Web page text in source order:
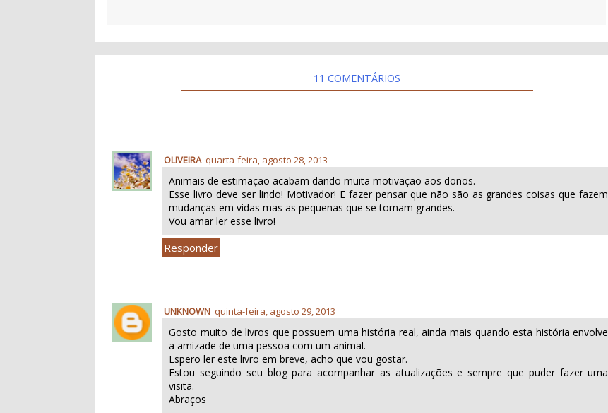
11 COMENTÁRIOS
OLIVEIRA quarta-feira, agosto 28, 2013
Animais de estimação acabam dando muita motivação aos donos.
Esse livro deve ser lindo! Motivador! E fazer pensar que não são as grandes coisas que fazem
mudanças em vidas mas as pequenas que se tornam grandes.
Vou amar ler esse livro!
Responder
UNKNOWN quinta-feira, agosto 29, 2013
Gosto muito de livros que possuem uma história real, ainda mais quando esta história envolve
a amizade de uma pessoa com um animal.
Espero ler este livro em breve, acho que vou gostar.
Estou seguindo seu blog para acompanhar as atualizações e sempre que puder fazer uma
visita.
Abraços